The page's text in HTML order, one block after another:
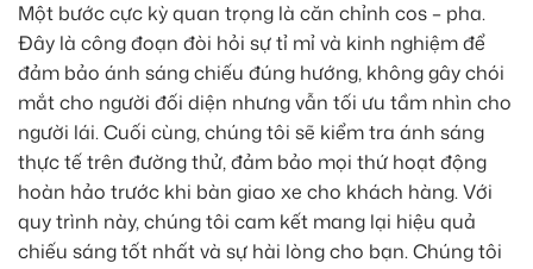
Một bước cực kỳ quan trọng là căn chỉnh cos – pha.
Đây là công đoạn đòi hỏi sự tỉ mỉ và kinh nghiệm để
đảm bảo ánh sáng chiếu đúng hướng, không gây chói
mắt cho người đối diện nhưng vẫn tối ưu tầm nhìn cho
người lái. Cuối cùng, chúng tôi sẽ kiểm tra ánh sáng
thực tế trên đường thử, đảm bảo mọi thứ hoạt động
hoàn hảo trước khi bàn giao xe cho khách hàng. Với
quy trình này, chúng tôi cam kết mang lại hiệu quả
chiếu sáng tốt nhất và sự hài lòng cho bạn. Chúng tôi